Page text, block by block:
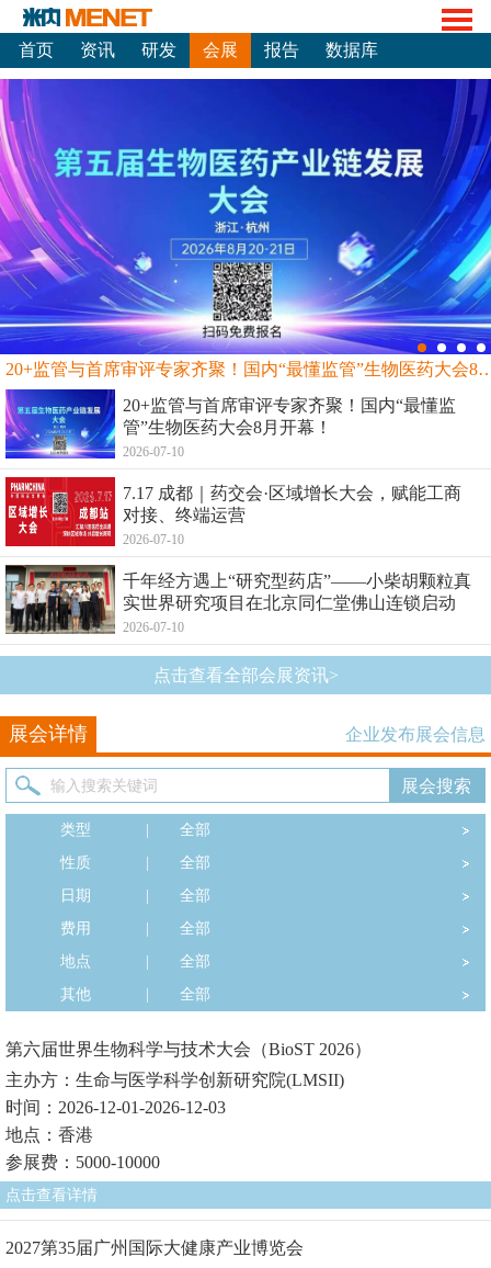
首页 资讯 研发 会展 报告 数据库
20+监管与首席审评专家齐聚！国内“最
20+监管与首席审评专家齐聚！国内“最懂监
管”生物医药大会8月开幕！
2026-07-10
7.17 成都｜药交会·区域增长大会，赋能工商
对接、终端运营
2026-07-10
千年经方遇上“研究型药店”——小柴胡颗粒真
实世界研究项目在北京同仁堂佛山连锁启动
2026-07-10
点击查看全部会展资讯>
展会详情 企业发布展会信息
类型
全部
性质
全部
日期
全部
费用
全部
地点
全部
其他
全部
第六届世界生物科学与技术大会（BioST 2026）
主办方：生命与医学科学创新研究院(LMSII)
时间：2026-12-01-2026-12-03
地点：香港
参展费：5000-10000
点击查看详情
2027第35届广州国际大健康产业博览会